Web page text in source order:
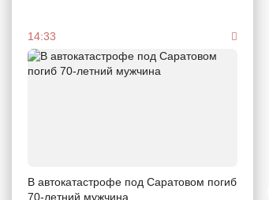
14:33
В автокатастрофе под Саратовом погиб
70-летний мужчина